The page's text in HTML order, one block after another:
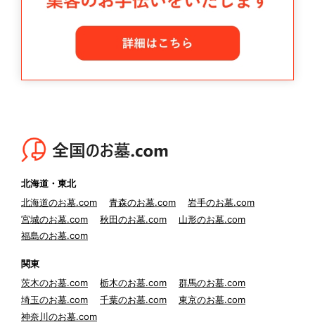
北海道・東北
北海道のお墓.com
青森のお墓.com
岩手のお墓.com
宮城のお墓.com
秋田のお墓.com
山形のお墓.com
福島のお墓.com
関東
茨木のお墓.com
栃木のお墓.com
群馬のお墓.com
埼玉のお墓.com
千葉のお墓.com
東京のお墓.com
神奈川のお墓.com